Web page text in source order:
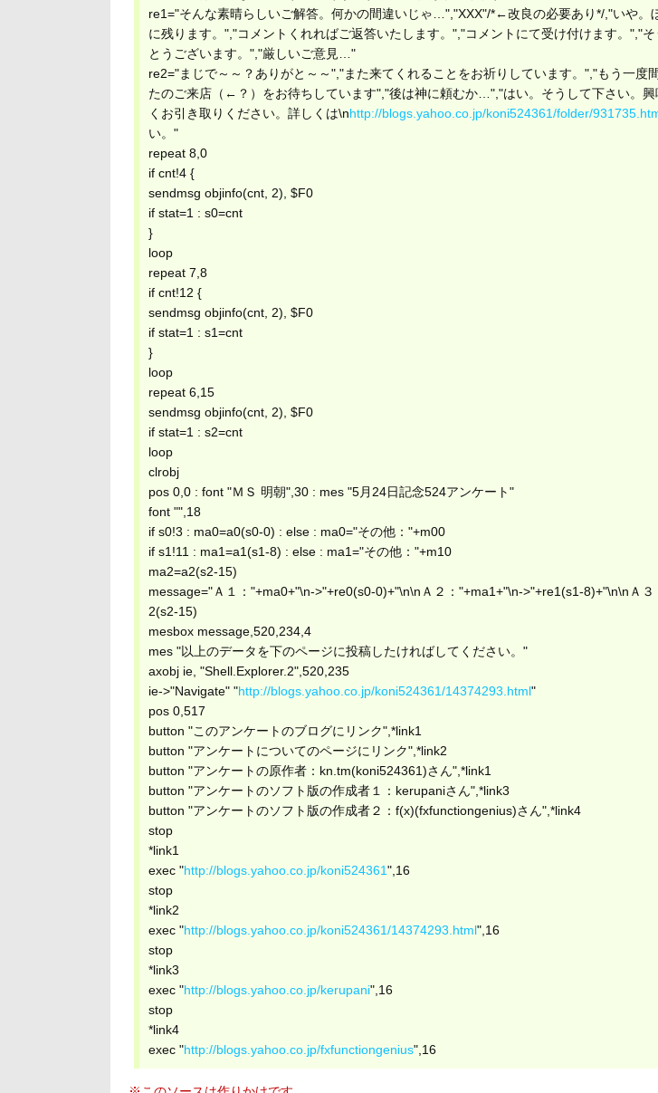
re1="そんな素晴らしいご解答。何かの間違いじゃ…", "XXX"/*←改良の必要あり*/ ,"いや。
に残ります。","コメントくれればご返答いたします。","コメントにて受け付けます。","
とうございます。","厳しいご意見…"
re2="まじで～～？ありがと～～","また来てくれることをお祈りしています。","もう一度
たのご来店（←？）をお待ちしています","後は神に頼むか…","はい。そうして下さい。
くお引き取りください。詳しくは\nhttp://blogs.yahoo.co.jp/koni524361/folder/
い。"
repeat 8,0
if cnt!4 {
sendmsg objinfo(cnt, 2), $F0
if stat=1 : s0=cnt
}
loop
repeat 7,8
if cnt!12 {
sendmsg objinfo(cnt, 2), $F0
if stat=1 : s1=cnt
}
loop
repeat 6,15
sendmsg objinfo(cnt, 2), $F0
if stat=1 : s2=cnt
loop
clrobj
pos 0,0 : font "ＭＳ 明朝",30 : mes "5月24日記念524アンケート"
font "",18
if s0!3 : ma0=a0(s0-0) : else : ma0="その他："+m00
if s1!11 : ma1=a1(s1-8) : else : ma1="その他："+m10
ma2=a2(s2-15)
message="Ａ１："+ma0+"\n->"+re0(s0-0)+"\n\nＡ２："+ma1+"\n->"+re1(s1-8)+"\n\nＡ
2(s2-15)
mesbox message,520,234,4
mes "以上のデータを下のページに投稿したければしてください。"
axobj ie, "Shell.Explorer.2",520,235
ie->"Navigate" "http://blogs.yahoo.co.jp/koni524361/14374293.html"
pos 0,517
button "このアンケートのブログにリンク",*link1
button "アンケートについてのページにリンク",*link2
button "アンケートの原作者：kn.tm(koni524361)さん",*link1
button "アンケートのソフト版の作成者１：kerupaniさん",*link3
button "アンケートのソフト版の作成者２：f(x)(fxfunctiongenius)さん",*link4
stop
*link1
exec "http://blogs.yahoo.co.jp/koni524361",16
stop
*link2
exec "http://blogs.yahoo.co.jp/koni524361/14374293.html",16
stop
*link3
exec "http://blogs.yahoo.co.jp/kerupani",16
stop
*link4
exec "http://blogs.yahoo.co.jp/fxfunctiongenius",16